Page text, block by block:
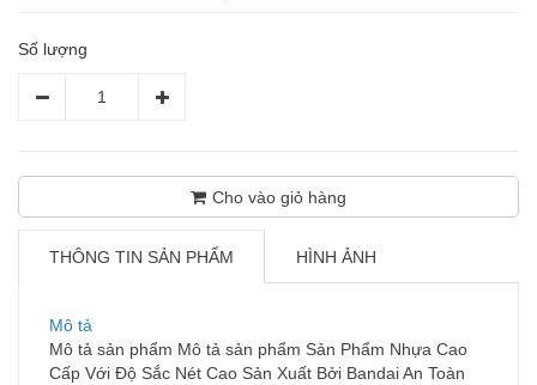
Số lượng
Cho vào giỏ hàng
THÔNG TIN SẢN PHẨM HÌNH ẢNH
Mô tả
Mô tả sản phẩm Mô tả sản phẩm Sản Phẩm Nhựa Cao
Cấp Với Độ Sắc Nét Cao Sản Xuất Bởi Bandai An Toàn